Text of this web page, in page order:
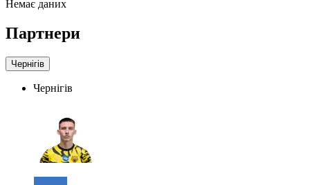
Немає даних
Партнери
Чернігів
Чернігів